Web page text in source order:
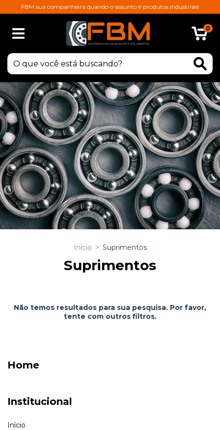
FBM sua companheira quando o assunto é produtos industriais
0
Início > Suprimentos
Suprimentos
Não temos resultados para sua pesquisa. Por favor,
tente com outros filtros.
Home
Institucional
Início